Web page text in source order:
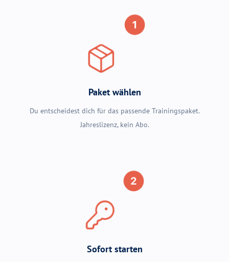
Paket wählen
Du entscheidest dich für das passende Trainingspaket.
Jahreslizenz, kein Abo.
Sofort starten